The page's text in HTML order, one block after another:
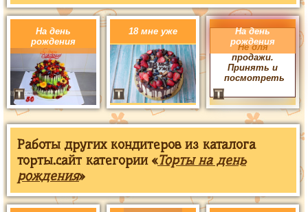
На день
рождения
18 мне уже
На день
рождения
Не для
продажи.
Принять и
посмотреть
Работы других кондитеров из каталога
торты.сайт категории «Торты на день
рождения»